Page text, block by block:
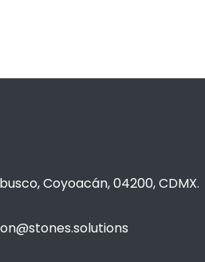
Coyoacán, 04200, CDMX.